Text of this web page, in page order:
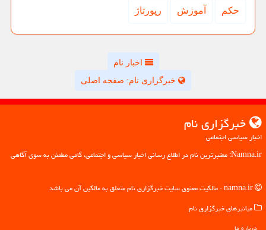
حكم آموزش رپورتاژ
اخبار نام
خبرگزاری نام: صفحه اصلی
خبرگزاری نام
اخبار سیاسی اجتماعی
Namna.ir: معتبرترین نام در اطلاع رسانی اخبار سیاسی و اجتماعی، گامی مطمئن به سوی آگاهی
میانبرهای خبرگزاری نام